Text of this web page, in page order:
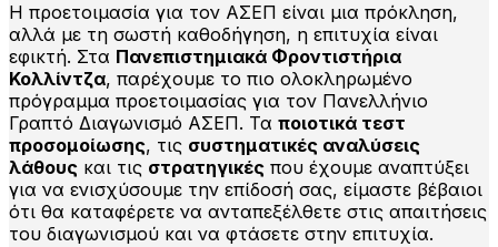
Η προετοιμασία για τον ΑΣΕΠ είναι μια πρόκληση,
αλλά με τη σωστή καθοδήγηση, η επιτυχία είναι
εφικτή. Στα Πανεπιστημιακά Φροντιστήρια
Κολλίντζα, παρέχουμε το πιο ολοκληρωμένο
πρόγραμμα προετοιμασίας για τον Πανελλήνιο
Γραπτό Διαγωνισμό ΑΣΕΠ. Τα ποιοτικά τεστ
προσομοίωσης, τις συστηματικές αναλύσεις
λάθους και τις στρατηγικές που έχουμε αναπτύξει
για να ενισχύσουμε την επίδοσή σας, είμαστε βέβαιοι
ότι θα καταφέρετε να ανταπεξέλθετε στις απαιτήσεις
του διαγωνισμού και να φτάσετε στην επιτυχία.